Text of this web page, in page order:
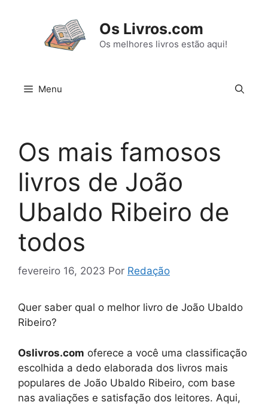
Os Livros.com
Os melhores livros estão aqui!
Menu
Os mais famosos
livros de João
Ubaldo Ribeiro de
todos
fevereiro 16, 2023 Por Redação
Quer saber qual o melhor livro de João Ubaldo
Ribeiro?
Oslivros.com oferece a você uma classificação
escolhida a dedo elaborada dos livros mais
populares de João Ubaldo Ribeiro, com base
nas avaliações e satisfação dos leitores. Aqui,